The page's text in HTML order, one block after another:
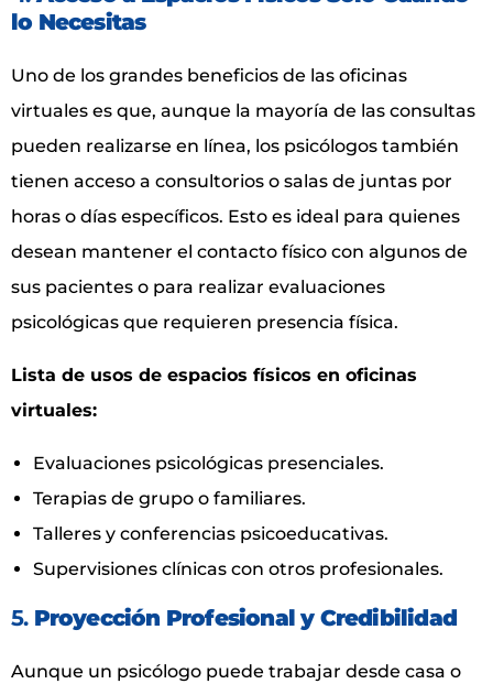
lo Necesitas
Uno de los grandes beneficios de las oficinas
virtuales es que, aunque la mayoría de las consultas
pueden realizarse en línea, los psicólogos también
tienen acceso a consultorios o salas de juntas por
horas o días específicos. Esto es ideal para quienes
desean mantener el contacto físico con algunos de
sus pacientes o para realizar evaluaciones
psicológicas que requieren presencia física.
Lista de usos de espacios físicos en oficinas
virtuales:
Evaluaciones psicológicas presenciales.
Terapias de grupo o familiares.
Talleres y conferencias psicoeducativas.
Supervisiones clínicas con otros profesionales.
5. Proyección Profesional y Credibilidad
Aunque un psicólogo puede trabajar desde casa o